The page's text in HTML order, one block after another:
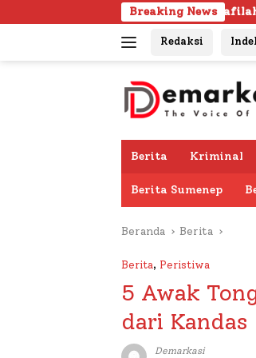
ke
Breaking News
103 Kafilah Siap Ramaikan MTQ
Redaksi
Berita Kriminal
Berita Sumenep
Beranda Berita
Berita, Peristiwa
5 Awak
dari Kandas
Demarkasi